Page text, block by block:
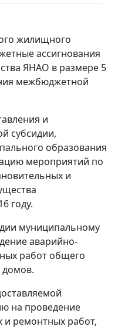
жилищного
ассигнования
ЯНАО в размере 5
межбюджетной
и
субсидии,
образования
мероприятий по
и
году.
муниципальному
аварийно-
работ общего
на проведение
и ремонтных работ,